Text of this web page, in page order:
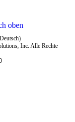
oben
Inc. Alle Rechte